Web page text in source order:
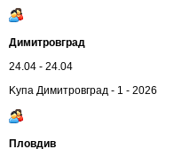
Димитровград
24.04 - 24.04
Kупа Димитровград - 1 - 2026
Пловдив